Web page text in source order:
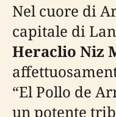
Nel cuore di
capitale di
Heraclio Niz
“El Pollo de
un potente